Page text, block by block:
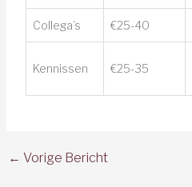
Collega’s €25-40
Kennissen €25-35
← Vorige Bericht